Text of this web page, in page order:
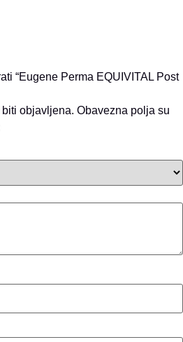
“Eugene Perma EQUIVITAL Post
objavljena. Obavezna polja su